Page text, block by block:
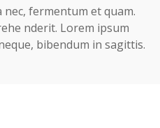
fermentum et quam.
nderit. Lorem ipsum
bibendum in sagittis.